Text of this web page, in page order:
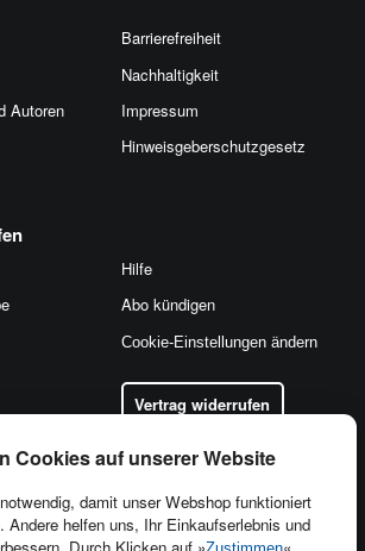
Cookies auf unserer Website
damit unser Webshop funktioniert
Andere helfen uns, Ihr Einkaufserlebnis und
Autoren
Barrierefreiheit
Nachhaltigkeit
Impressum
Hinweis­geber­schutz­gesetz
Hilfe
Abo kündigen
Cookie-Einstellungen ändern
Vertrag widerrufen